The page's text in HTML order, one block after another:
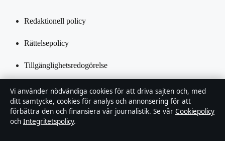
Redaktionell policy
Rättelsepolicy
Tillgänglighetsredogörelse
Integritetspolicy
Kändisar & integritet
Vi använder nödvändiga cookies för att driva sajten och, med
ditt samtycke, cookies för analys och annonsering för att
förbättra den och finansiera vår journalistik. Se vår Cookiepolicy
och Integritetspolicy.